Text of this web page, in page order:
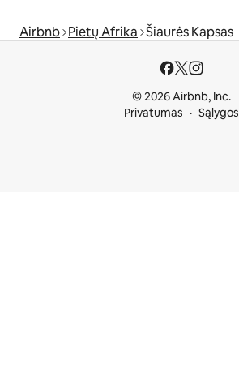
Airbnb Pietų Afrika Šiaurės Kapsas
© 2026 Airbnb, Inc.
Privatumas
Sąlygos